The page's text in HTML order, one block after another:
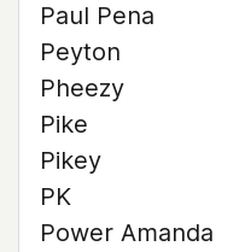
Paul Pena
Peyton
Pheezy
Pike
Pikey
PK
Power Amanda